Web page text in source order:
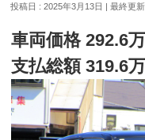
投稿日 : 2025年3月13日 最終更
車両価格 292.6
支払総額 319.6